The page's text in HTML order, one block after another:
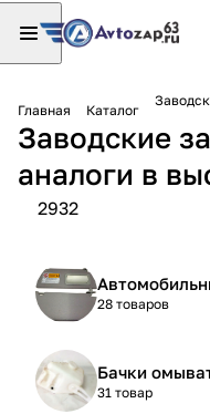
Главная Каталог
Заводские
аналоги в
2932
28 товаров
Бачки
31 товар